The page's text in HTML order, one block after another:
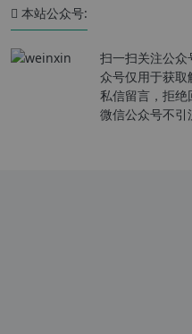
本站公众号:
扫一扫关注公众
众号仅用于获
私信留言，拒绝
微信公众号不引